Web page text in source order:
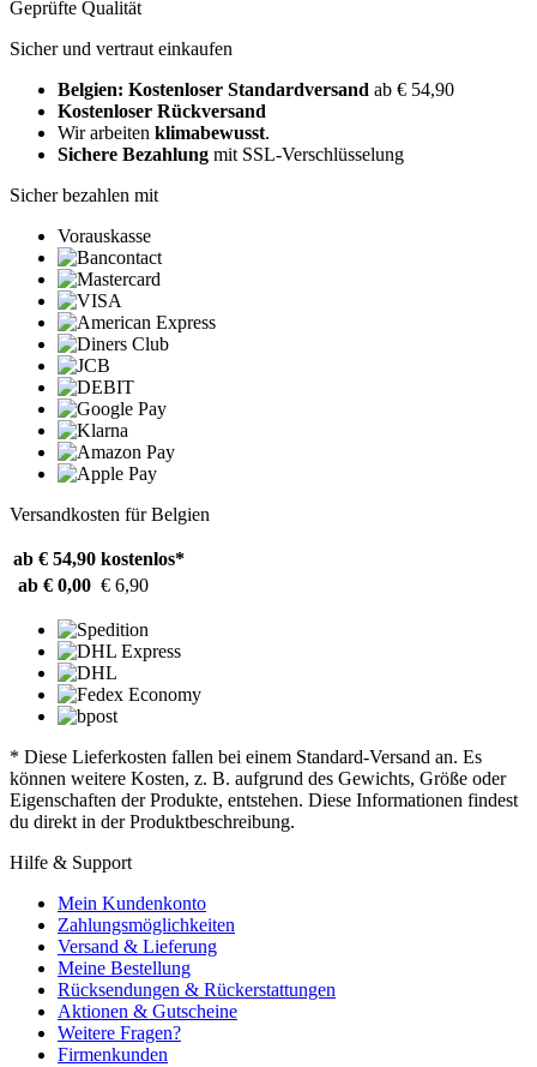
Geprüfte Qualität
Sicher und vertraut einkaufen
Belgien: Kostenloser Standardversand ab € 54,90
Kostenloser Rückversand
Wir arbeiten klimabewusst.
Sichere Bezahlung mit SSL-Verschlüsselung
Sicher bezahlen mit
Vorauskasse
Versandkosten für Belgien
ab € 54,90 kostenlos*
ab € 0,00 € 6,90
* Diese Lieferkosten fallen bei einem Standard-Versand an. Es
können weitere Kosten, z. B. aufgrund des Gewichts, Größe oder
Eigenschaften der Produkte, entstehen. Diese Informationen findest
du direkt in der Produktbeschreibung.
Hilfe & Support
Mein Kundenkonto
Zahlungsmöglichkeiten
Versand & Lieferung
Meine Bestellung
Rücksendungen & Rückerstattungen
Aktionen & Gutscheine
Weitere Fragen?
Firmenkunden